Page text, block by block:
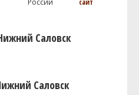
Саловск
Саловск